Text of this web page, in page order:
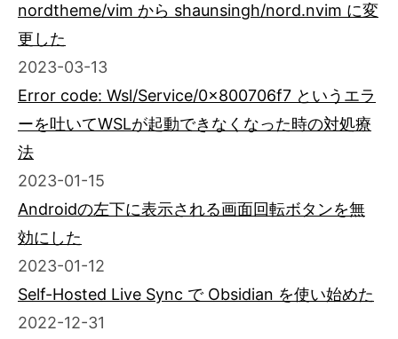
nordtheme/vim から shaunsingh/nord.nvim に変
更した
2023-03-13
Error code: Wsl/Service/0x800706f7 というエラ
ーを吐いてWSLが起動できなくなった時の対処療
法
2023-01-15
Androidの左下に表示される画面回転ボタンを無
効にした
2023-01-12
Self-Hosted Live Sync で Obsidian を使い始めた
2022-12-31